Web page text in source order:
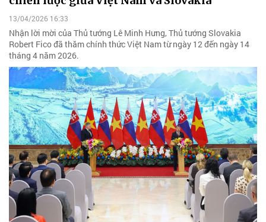
13/04/2026 16:33
Nhận lời mời của Thủ tướng Lê Minh Hưng, Thủ tướng Slovakia
Robert Fico đã thăm chính thức Việt Nam từ ngày 12 đến ngày 14
tháng 4 năm 2026.